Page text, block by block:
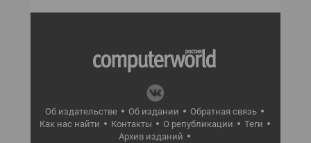
Об издательстве Об издании
Обратная связь
Как нас найти
Контакты О републикации
Теги
Архив изданий